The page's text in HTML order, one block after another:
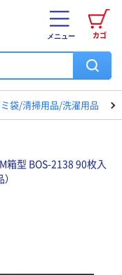
カゴ
メニュー
袋/清掃用品/洗濯用品
箱型 BOS-2138 90枚入